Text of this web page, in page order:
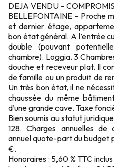
DEJA VENDU –
BELLEFONTAINE – Proche
et dernier étage,
bon état général. A l’entrée
double (pouvant
chambre). Loggia. 3
douche et receveur plat. Il
de famille ou un produit de
Un très bon état, il ne
chaussée du même
d’une grande cave. Taxe
Bien soumis au statut
128. Charges annuelles
annuel quote-part du budget
€.
Honoraires : 5,60 % TTC